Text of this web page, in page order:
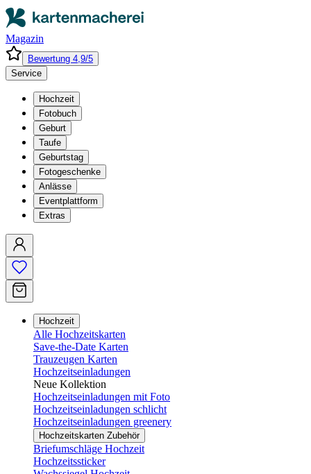
Magazin
Bewertung 4,9/5
Service
Hochzeit
Fotobuch
Geburt
Taufe
Geburtstag
Fotogeschenke
Anlässe
Eventplattform
Extras
Hochzeit
Alle Hochzeitskarten
Save-the-Date Karten
Trauzeugen Karten
Hochzeitseinladungen
Neue Kollektion
Hochzeitseinladungen mit Foto
Hochzeitseinladungen schlicht
Hochzeitseinladungen greenery
Hochzeitskarten Zubehör
Briefumschläge Hochzeit
Hochzeitssticker